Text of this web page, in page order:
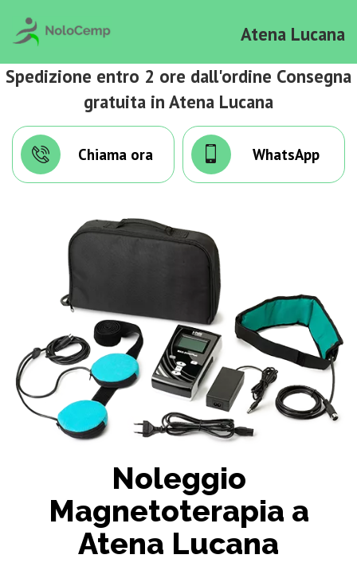
Atena Lucana
Spedizione entro 2 ore dall'ordine Consegna
gratuita in Atena Lucana
Chiama ora WhatsApp
Noleggio
Magnetoterapia a
Atena Lucana